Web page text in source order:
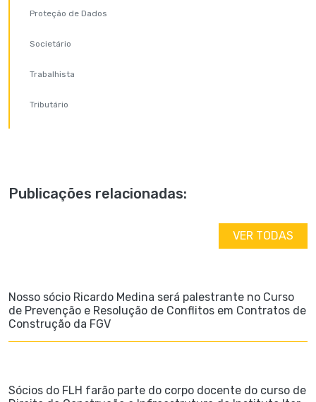
Proteção de Dados
Societário
Trabalhista
Tributário
Publicações relacionadas:
VER TODAS
Nosso sócio Ricardo Medina será palestrante no Curso
de Prevenção e Resolução de Conflitos em Contratos de
Construção da FGV
Sócios do FLH farão parte do corpo docente do curso de